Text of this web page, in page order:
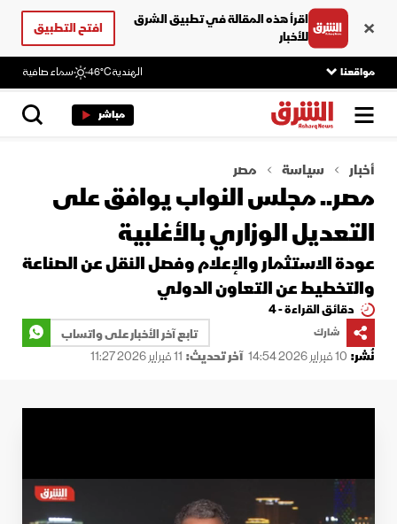
اقرأ هذه المقالة في تطبيق الشرق
للأخبار
افتح التطبيق
مواقعنا الهندية46°C سماء صافية
مباشر
أخبار سياسة مصر
مصر.. مجلس النواب يوافق على
التعديل الوزاري بالأغلبية
عودة الاستثمار والإعلام وفصل النقل عن الصناعة
والتخطيط عن التعاون الدولي
دقائق القراءة - 4
شارك
تابع آخر الأخبار على واتساب
نُشر: 10 فبراير 2026 14:54 آخر تحديث: 11 فبراير 2026 11:27